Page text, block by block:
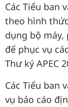
Các Tiểu ban
theo hình
dụng bộ
để phục vụ
Thư ký APEC
Các Tiểu ban
vụ báo cáo